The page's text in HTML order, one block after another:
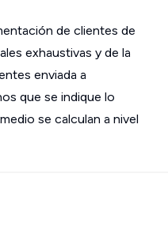
de clientes de
exhaustivas y de la
enviada a
que se indique lo
se calculan a nivel